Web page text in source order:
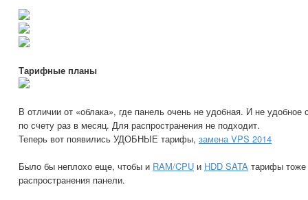
Тарифные планы
В отличии от «облака», где панель очень не удобная. И не
по счету раз в месяц. Для распространения не подходит.
Теперь вот появились УДОБНЫЕ тарифы, замена VPS 2014
Было бы неплохо еще, чтобы и RAM/CPU и HDD SATA тарифы
распространения панели.